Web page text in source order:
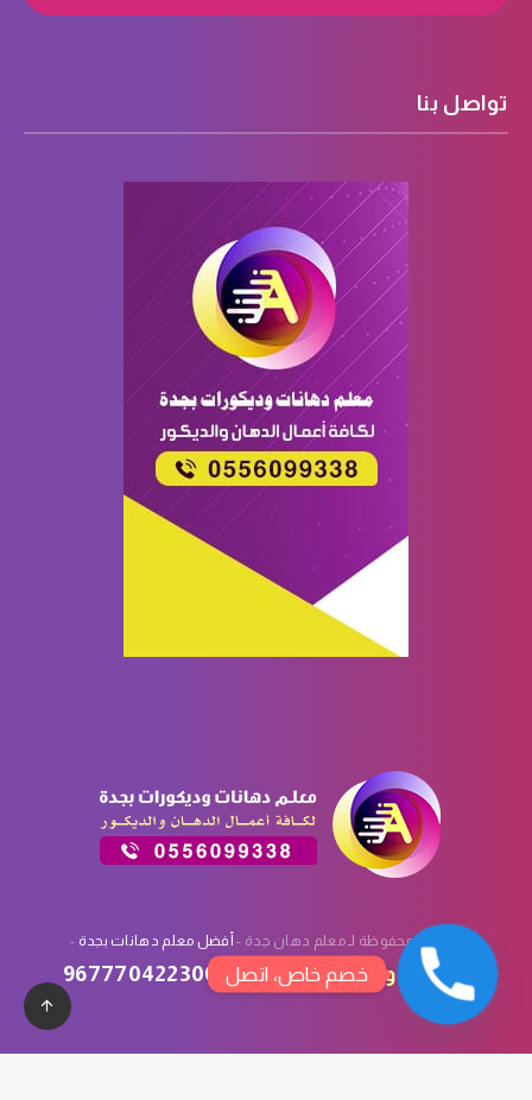
تواصل بنا
الحقوق محفوظة لـ معلم دهان جدة - أفضل معلم دهانات بجدة -
تصميم وتسويق سبأ تك :
967770422300 خصم خاص، اتصل